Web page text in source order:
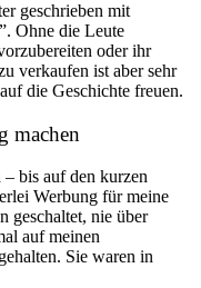
geschrieben mit
Ohne die Leute
oder ihr
verkaufen ist aber sehr
die Geschichte freuen.
machen
bis auf den kurzen
Werbung für meine
geschaltet, nie über
auf meinen
Sie waren in